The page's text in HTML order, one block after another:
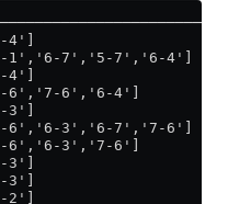
4']                   │
1','6-7','5-7','6-4'] │
4']                   │
6','7-6','6-4']       │
3']                   │
6','6-3','6-7','7-6'] │
6','6-3','7-6']       │
3']                   │
3']                   │
2']                   │